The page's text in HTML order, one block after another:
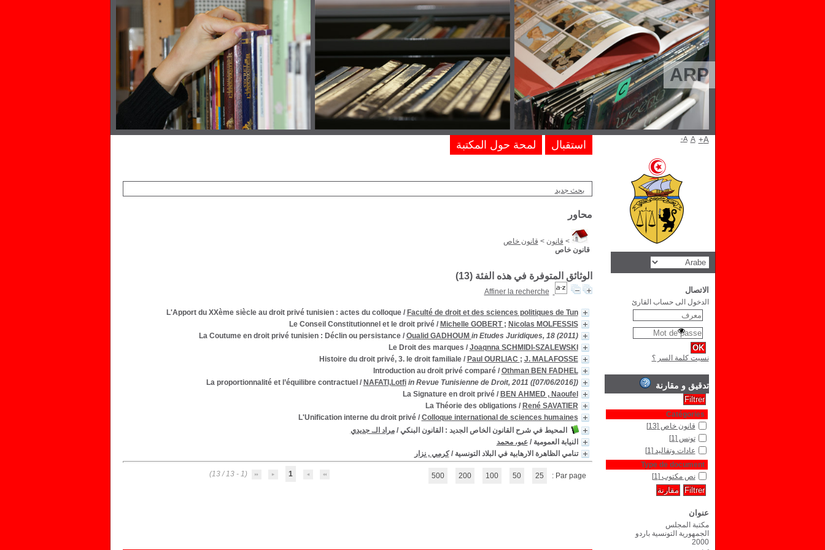
ARP
بحث جديد
محاور
> قانون > قانون خاص
قانون خاص
الوثائق المتوفرة في هذه الفئة (13
)
Affiner la recherche
L'Apport du XXème siècle au droit privé tunisien : actes du colloque/ Faculté de droit et des sciences politiques de Tun
Le Conseil Constitutionnel et le droit privé/ Michelle GOBERT ; Nicolas MOLFESSIS
La Coutume en droit privé tunisien : Déclin ou persistance/ Oualid GADHOUM in Etudes Juridiques, 18 (2011)
Le Droit des marques / Joaqnna SCHMIDI-SZALEWSKI
Histoire du droit privé, 3. le droit familiale/ Paul OURLIAC ; J. MALAFOSSE
Introduction au droit privé comparé/ Othman BEN FADHEL
La proportionnalité et l’équilibre contractuel / NAFATI,Lotfi in Revue Tunisienne de Droit, 2011 ([07/06/2016])
La Signature en droit privé/ BEN AHMED , Naoufel
La Théorie des obligations / René SAVATIER
L'Unification interne du droit privé/ Colloque international de sciences humaines
المحيط في شرح القانون الخاص الجديد : القانون البنكي /مراد الـ. جديدي
النيابة العمومية /عبو، محمد
تنامي الظاهرة الارهابية في البلاد التونسية /كرمي , نزار
1
(1 - 13 / 13) Par page :
25
50
100
200
500
استقبال لمحة حول المكتبة A- A A+
الاتصال
الدخول الى حساب القارئ
نسيت كلمة السر ؟
تدقيق و مقارنة
Catégories
قانون خاص [13]
تونس [1]
عادات وتقاليد [1]
Type de document
نص مكتوب [1]
عنوان
مكتبة المجلس
الجمهورية التونسية باردو
2000